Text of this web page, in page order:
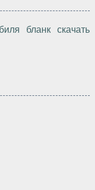
бланк скачать